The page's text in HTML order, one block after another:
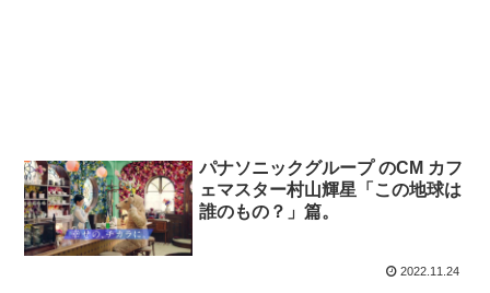
パナソニックグループ のCM カフ
ェマスター村山輝星「この地球は
誰のもの？」篇。
2022.11.24